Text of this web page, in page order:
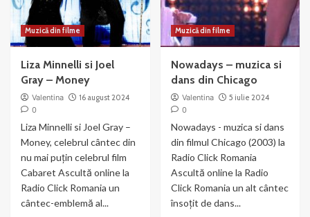
Muzică din filme
Liza Minnelli si Joel
Gray – Money
Valentina
16 august 2024
0
Liza Minnelli si Joel Gray –
Money, celebrul cântec din
nu mai puțin celebrul film
Cabaret Ascultă online la
Radio Click Romania un
cântec-emblemă al...
Muzică din filme
Nowadays – muzica si
dans din Chicago
Valentina
5 iulie 2024
0
Nowadays - muzica si dans
din filmul Chicago (2003) la
Radio Click Romania
Ascultă online la Radio
Click Romania un alt cântec
însoțit de dans...